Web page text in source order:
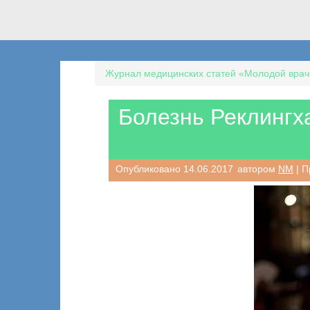
Журнал медицинских статей «Молодой
Болезнь
Опубликовано 14.06.2017 автором NM |